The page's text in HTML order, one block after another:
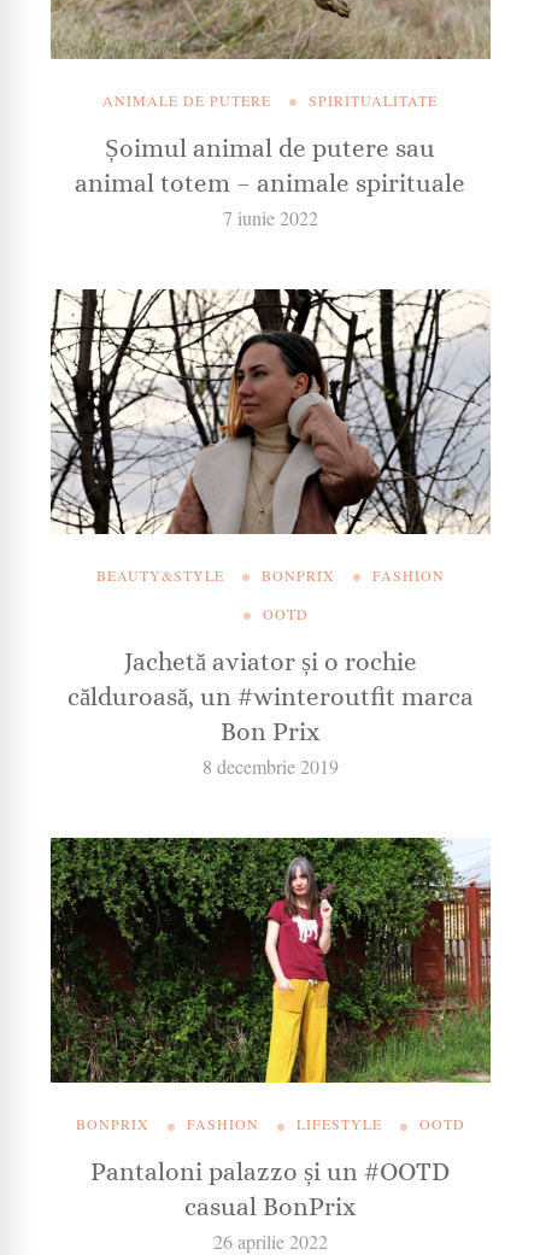
ANIMALE DE PUTERE SPIRITUALITATE
Șoimul animal de putere sau
animal totem – animale spirituale
7 iunie 2022
BEAUTY&STYLE BONPRIX
FASHION
OOTD
Jachetă aviator și o rochie
călduroasă, un #winteroutfit marca
Bon Prix
8 decembrie 2019
BONPRIX FASHION LIFESTYLE OOTD
Pantaloni palazzo și un #OOTD
casual BonPrix
26 aprilie 2022